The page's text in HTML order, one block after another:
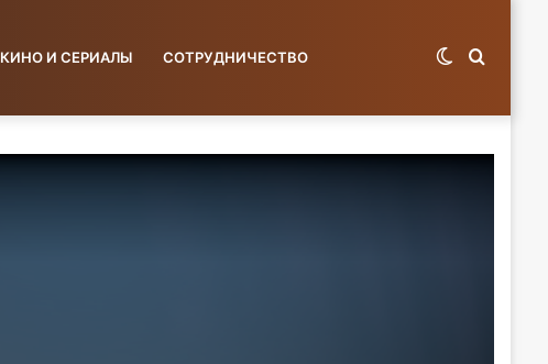
КИНО И СЕРИАЛЫ СОТРУДНИЧЕСТВО Switch